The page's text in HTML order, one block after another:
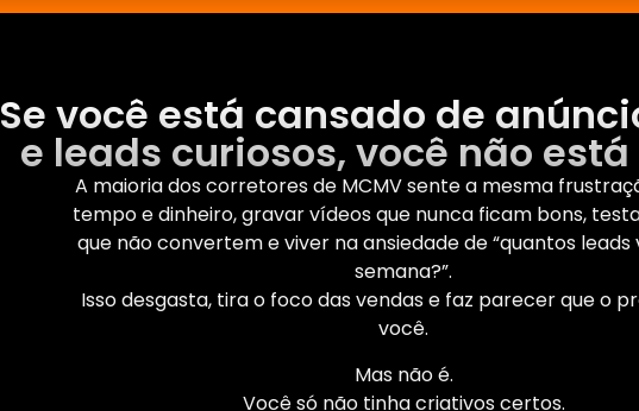
Se você está cansado de
e leads curiosos, você não
A maioria dos corretores de MCMV sente a mesma
tempo e dinheiro, gravar vídeos que nunca ficam bons,
que não convertem e viver na ansiedade de “quantos leads
semana?”.
Isso desgasta, tira o foco das vendas e faz parecer que o
você.
Mas não é.
Você só não tinha criativos certos.